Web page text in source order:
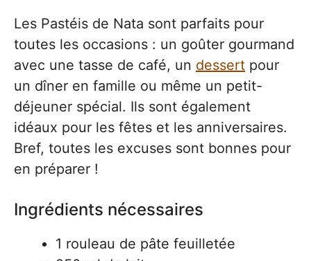
Les Pastéis de Nata sont parfaits pour
toutes les occasions : un goûter gourmand
avec une tasse de café, un dessert pour
un dîner en famille ou même un petit-
déjeuner spécial. Ils sont également
idéaux pour les fêtes et les anniversaires.
Bref, toutes les excuses sont bonnes pour
en préparer !
Ingrédients nécessaires
1 rouleau de pâte feuilletée